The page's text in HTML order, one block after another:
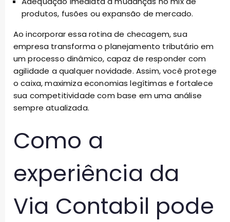
produtos, fusões ou expansão de mercado.
Ao incorporar essa rotina de checagem, sua
empresa transforma o planejamento tributário em
um processo dinâmico, capaz de responder com
agilidade a qualquer novidade. Assim, você protege
o caixa, maximiza economias legítimas e fortalece
sua competitividade com base em uma análise
sempre atualizada.
Como a
experiência da
Via Contabil pode